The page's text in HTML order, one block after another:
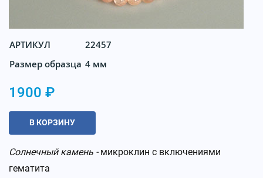
АРТИКУЛ
22457
Размер образца 4 мм
1900 ₽
В КОРЗИНУ
Солнечный камень -микроклин с включениями
гематита